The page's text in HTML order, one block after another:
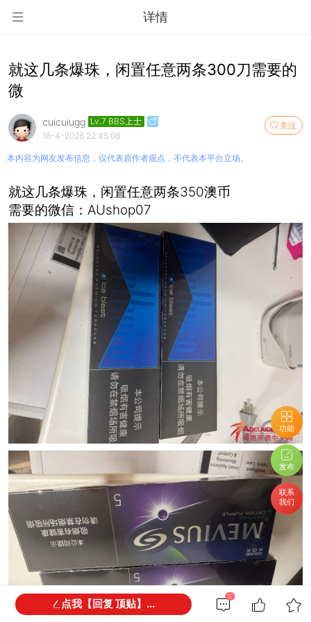
详情
功能
发布
联系
我们
就这几条爆珠，闲置任意两条300刀需要的
微
关注
cuicuiugg Lv.7 BBS上士
18-4-2026 22:45:08
本内容为网友发布信息，仅代表原作者观点，不代表本平台立场。
就这几条爆珠，闲置任意两条350澳币
需要的微信：AUshop07
2
点我【回复 顶贴】...